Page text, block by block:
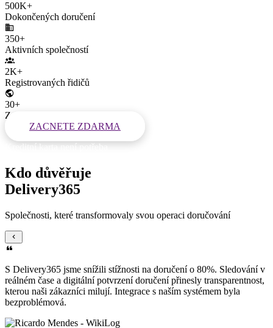
500K+
Dokončených doručení
350+
Aktivních společností
2K+
Registrovaných řidičů
30+
Zemí po celém světě
ZACNETE ZDARMA
Kreditní karta není potřeba
Kdo důvěřuje
Delivery365
Společnosti, které transformovaly svou operaci doručování
S Delivery365 jsme snížili stížnosti na doručení o 80%. Sledování v
reálném čase a digitální potvrzení doručení přinesly transparentnost,
kterou naši zákazníci milují. Integrace s naším systémem byla
bezproblémová.